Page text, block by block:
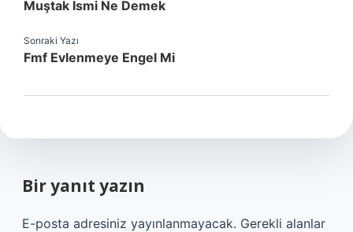
Muştak Ismi Ne Demek
Sonraki Yazı
Fmf Evlenmeye Engel Mi
Bir yanıt yazın
E-posta adresiniz yayınlanmayacak. Gerekli alanlar